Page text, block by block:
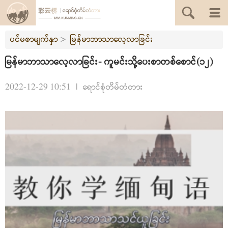
ပင်မစာမျက်နှာ > မြန်မာဘာသာလေ့လာခြင်း
မြန်မာဘာသာလေ့လာခြင်း- ကူမင်းသို့ပေးစာတစ်စောင်(၁၂)
2022-12-29 10:51 | ရောင်စုံတိမ်တံတား